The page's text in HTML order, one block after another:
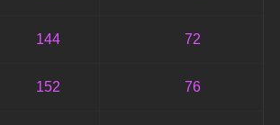
144 72
152 76